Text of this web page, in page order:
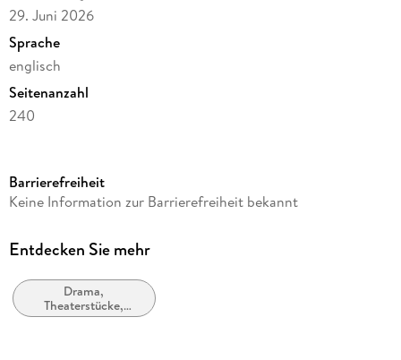
29. Juni 2026
Sprache
englisch
Seitenanzahl
240
Autor/Autorin
Verlag/Hersteller
Produktart
kartoniert
Barrierefreiheit
Keine Information zur Barrierefreiheit bekannt
Entdecken Sie mehr
Drama,
Theaterstücke,
Drehbücher